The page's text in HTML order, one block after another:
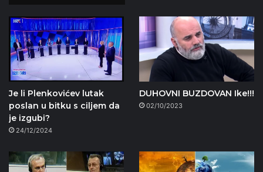
Je li Plenkovićev lutak
poslan u bitku s ciljem da
je izgubi?
24/12/2024
DUHOVNI BUZDOVAN Ike!!!
02/10/2023